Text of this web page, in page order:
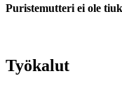
Puristemutteri ei ole
Työkalut